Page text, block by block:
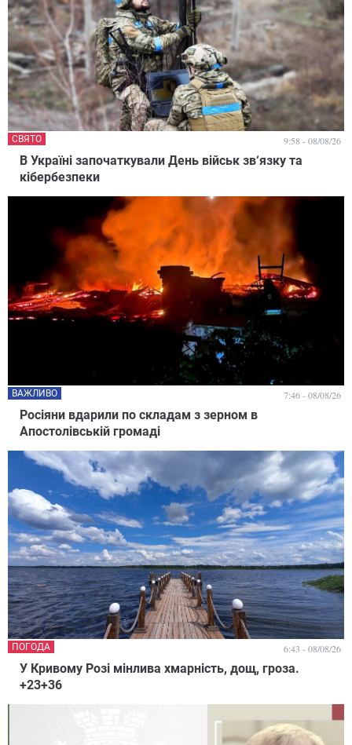
В Україні започаткували День військ зв‘язку та
кібербезпеки
СВЯТО 9:58 - 08/08/26
Росіяни вдарили по складам з зерном в
Апостолівській громаді
ВАЖЛИВО 7:46 - 08/08/26
У Кривому Розі мінлива хмарність, дощ, гроза.
+23+36
ПОГОДА 6:43 - 08/08/26